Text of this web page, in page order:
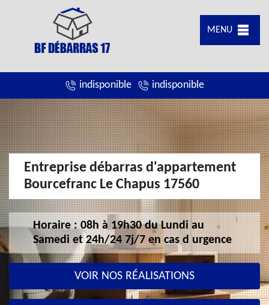
MENU
indisponible indisponible
Entreprise débarras d'appartement
Bourcefranc Le Chapus 17560
Horaire : 08h à 19h30 du Lundi au
Samedi et 24h/24 7j/7 en cas d urgence
VOIR NOS RÉALISATIONS